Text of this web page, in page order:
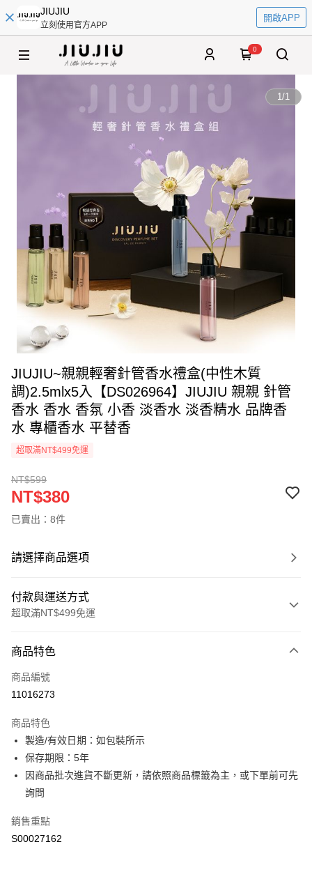
JIUJIU
立刻使用官方APP
開啟APP
0
1/1
JIUJIU~親親輕奢針管香水禮盒(中性木質
調)2.5mlx5入【DS026964】JIUJIU 親親 針管
香水 香水 香氛 小香 淡香水 淡香精水 品牌香
水 專櫃香水 平替香
超取滿NT$499免運
NT$599
NT$380
已賣出：8件
請選擇商品選項
付款與運送方式
超取滿NT$499免運
信用卡一次付款
超商取貨付款
Apple Pay
街口支付
ATM付款
運送方式
全家取貨付款
商品特色
商品編號
11016273
商品特色
製造/有效日期：如包裝所示
保存期限：5年
因商品批次進貨不斷更新，請依照商品標籤為主，或下單前可先
詢問
銷售重點
S00027162